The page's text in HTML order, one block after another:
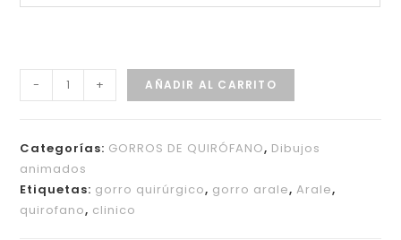
- + AÑADIR AL CARRITO
Categorías: GORROS DE QUIRÓFANO, Dibujos
animados
Etiquetas: gorro quirúrgico, gorro arale,Arale,
quirofano, clinico